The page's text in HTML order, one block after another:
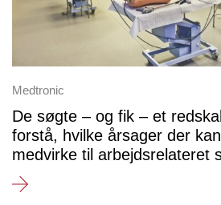
Medtronic
De søgte – og fik – et
forstå, hvilke årsager der kan
medvirke til arbejdsrelateret